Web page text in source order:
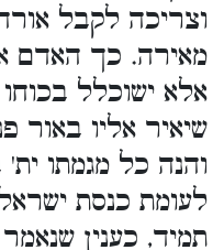
וצריכה לקבל
מאירה. כך האדם
אלא ישוכלל
שיאיר אליו באור
והנה כל מגמתו
לעומת כנסת
תמיד, כענין